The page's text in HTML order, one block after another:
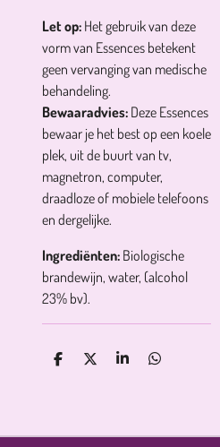
Let op: Het gebruik van deze
vorm van Essences betekent
geen vervanging van medische
behandeling.
Bewaaradvies: Deze Essences
bewaar je het best op een koele
plek, uit de buurt van tv,
magnetron, computer,
draadloze of mobiele telefoons
en dergelijke.
Ingrediënten: Biologische
brandewijn, water, (alcohol
23% bv).
D
D
S
D